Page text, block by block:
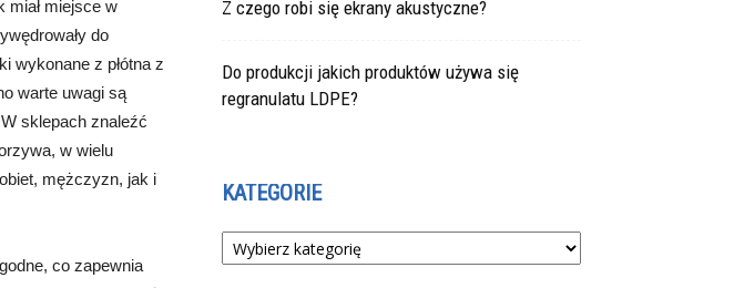
miał miejsce w
do
wykonane z płótna z
warte uwagi są
sklepach znaleźć
w wielu
mężczyzn, jak i
co zapewnia
Z czego robi się ekrany akustyczne?
Do produkcji jakich produktów używa się
regranulatu LDPE?
KATEGORIE
Kategorie